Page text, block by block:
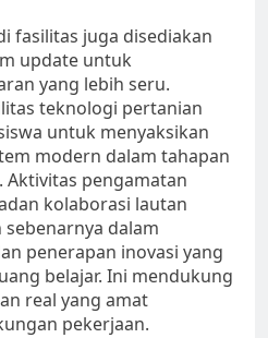
fasilitas juga disediakan
update untuk
yang lebih seru.
teknologi pertanian
untuk menyaksikan
modern dalam tahapan
pengamatan
kolaborasi lautan
dalam
penerapan inovasi yang
belajar. Ini mendukung
real yang amat
pekerjaan.